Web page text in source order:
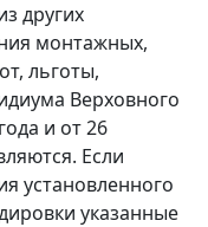
других
монтажных,
льготы,
Верховного
и от 26
Если
установленного
указанные